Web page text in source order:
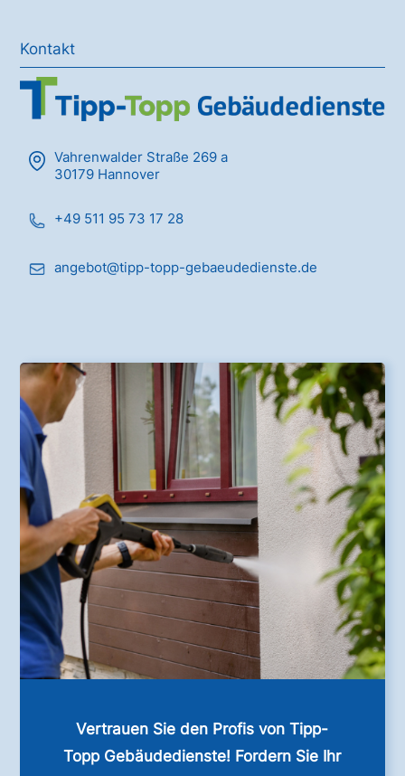
Kontakt
Vahrenwalder Straße 269 a
30179 Hannover
+49 511 95 73 17 28
angebot@tipp-topp-gebaeudedienste.de
Vertrauen Sie den Profis von Tipp-
Topp Gebäudedienste! Fordern Sie Ihr